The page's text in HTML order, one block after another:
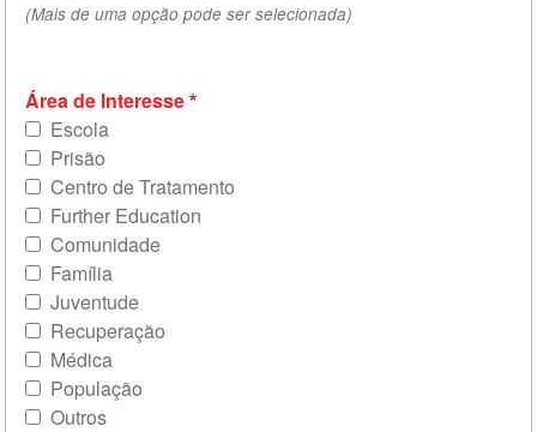
(Mais de uma opção pode ser selecionada)
Área de Interesse
Escola
Prisão
Centro de Tratamento
Further Education
Comunidade
Família
Juventude
Recuperação
Médica
População
Outros